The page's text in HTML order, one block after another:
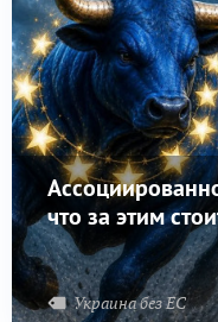
что за этим
Украина без ЕС